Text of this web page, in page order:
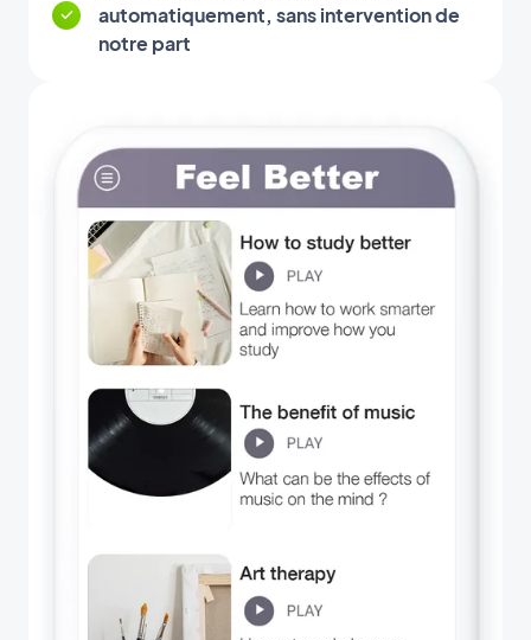
automatiquement, sans intervention de
notre part